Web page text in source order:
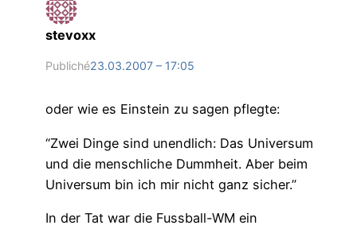
stevoxx
Publiché23.03.2007 – 17:05
oder wie es Einstein zu sagen pflegte:
“Zwei Dinge sind unendlich: Das Universum
und die menschliche Dummheit. Aber beim
Universum bin ich mir nicht ganz sicher.”
In der Tat war die Fussball-WM ein